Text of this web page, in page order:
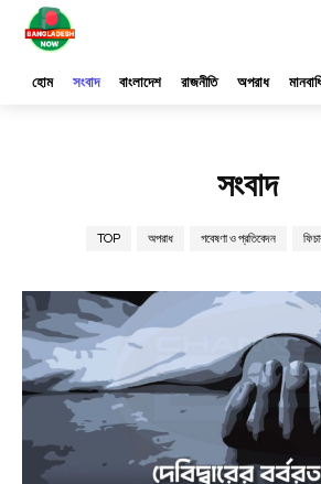
হোম সংবাদ বাংলাদেশ রাজনীতি অপরাধ
সংবাদ
TOP অপরাধ গবেষণা ও প্রতিবেদন